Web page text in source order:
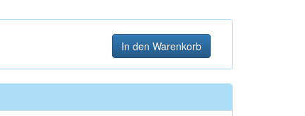
In den Warenkorb